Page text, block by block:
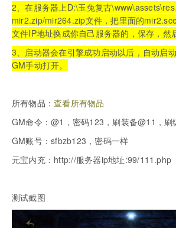
2、在服务器上D:\玉兔复古
mir2.zip/mir264.zip文件，把里面的
文件IP地址换成你自己服务器的，保存，然
3、启动器会在引擎成功启动以后，自动启
GM手动打开。
所有物品：查看所有物品
GM命令：@1，密码123，刷装备@11，刷
GM账号：sfbzb123，密码一样
元宝内充：http://服务器ip地址:99/111.php
测试截图